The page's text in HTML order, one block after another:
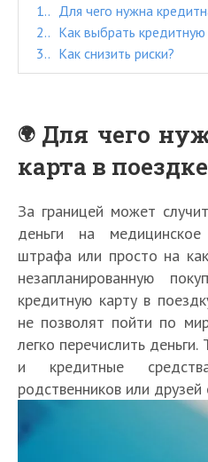
1.
Для чего нужна
2.
Как выбрать кредитную
3.
Как снизить риски?
Для чего
карта в
За границей может
деньги на
штрафа или просто на
незапланированную
кредитную карту в
не позволят пойти по
легко перечислить
и кредитные
родственников или